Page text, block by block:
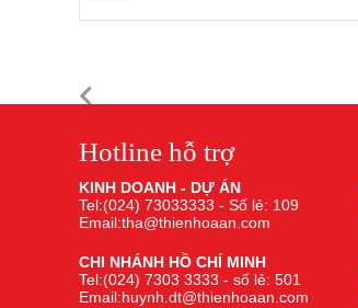
Hotline hỗ trợ
KINH DOANH - DỰ ÁN
Tel:(024) 73033333 - Số lẻ: 109
Email:tha@thienhoaan.com
CHI NHÁNH HỒ CHÍ MINH
Tel:(024) 7303 3333 - số lẻ: 501
Email:huynh.dt@thienhoaan.com